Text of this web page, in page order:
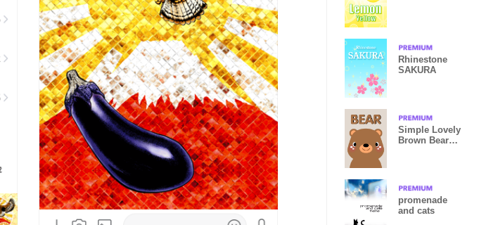
Rhinestone
SAKURA
Simple Lovely
Brown Bear
promenade
and cats